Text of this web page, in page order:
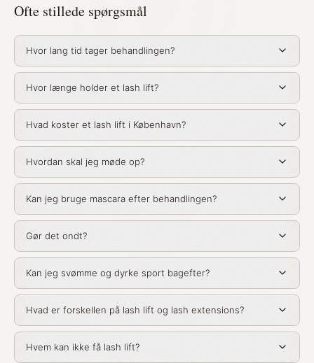
Ofte stillede spørgsmål
Hvor lang tid tager behandlingen?
Hvor længe holder et lash lift?
Hvad koster et lash lift i København?
Hvordan skal jeg møde op?
Kan jeg bruge mascara efter behandlingen?
Gør det ondt?
Kan jeg svømme og dyrke sport bagefter?
Hvad er forskellen på lash lift og lash extensions?
Hvem kan ikke få lash lift?